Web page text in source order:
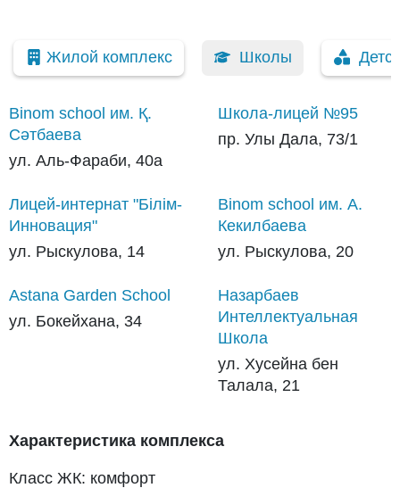
Жилой комплекс Школы
Binom school им. Қ.
Сәтбаева
ул. Аль-Фараби, 40а
Школа-лицей №95
пр. Улы Дала, 73/1
Лицей-интернат "Білім-
Инновация"
ул. Рыскулова, 14
Binom school им. А.
Кекилбаева
ул. Рыскулова, 20
Astana Garden School
ул. Бокейхана, 34
Назарбаев
Интеллектуальная
Школа
ул. Хусейна бен
Талала, 21
Характеристика комплекса
Класс ЖК: комфорт